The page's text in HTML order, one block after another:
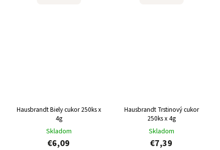
Hausbrandt Biely cukor 250ks x
4g
Skladom
€6,09
Hausbrandt Trstinový cukor
250ks x 4g
Skladom
€7,39